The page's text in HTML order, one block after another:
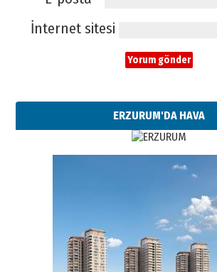
İnternet sitesi
ERZURUM'DA HAVA
Esat BİNDESEN